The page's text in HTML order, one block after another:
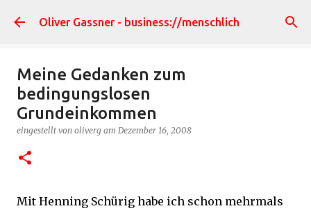
Direkt zum Hauptbereich
Oliver Gassner - business://menschlich
Meine Gedanken zum
bedingungslosen
Grundeinkommen
eingestellt von oliverg am Dezember 16, 2008
Mit Henning Schürig habe ich schon mehrmals